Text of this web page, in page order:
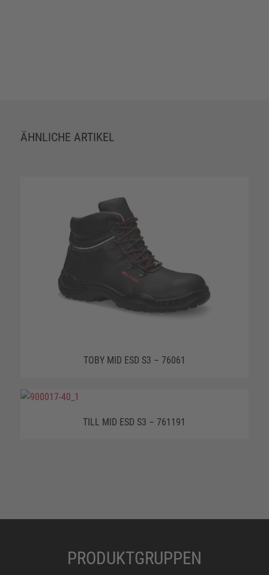
ÄHNLICHE ARTIKEL
TOBY MID ESD S3 – 76061
TILL MID ESD S3 – 761191
PRODUKTGRUPPEN